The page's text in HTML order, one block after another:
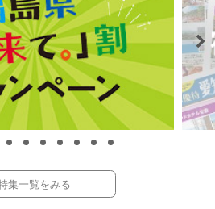
4 位
新潟県 大毛無温泉
ロッテアライリゾート
6 位
群馬県 四万温泉
50種
ングプ
静岡県 修善寺温泉
湯めぐりの宿 修善寺温泉 桂川(共立リ
ゾート)
バイキングプラン 【貸切風呂7箇
所無料】
22%
OFF
1名20,900円
16,300 税込
集一覧をみる